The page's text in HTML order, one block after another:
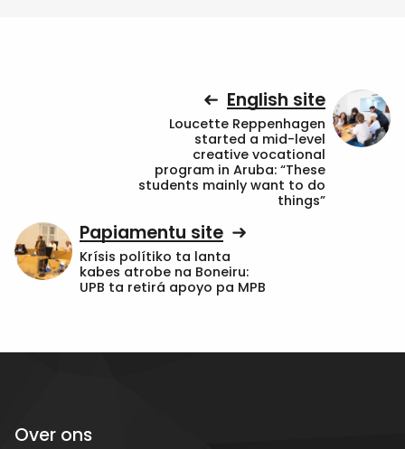
English site
Loucette Reppenhagen
started a mid-level
creative vocational
program in Aruba: “These
students mainly want to do
things”
Papiamentu site
Krísis polítiko ta lanta
kabes atrobe na Boneiru:
UPB ta retirá apoyo pa MPB
Over ons